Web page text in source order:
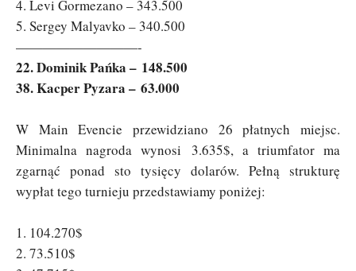
4. Levi Gormezano – 343.500
5. Sergey Malyavko – 340.500
—————————-
22. Dominik Pańka – 148.500
38. Kacper Pyzara – 63.000
W Main Evencie przewidziano 26 płatnych miejsc.
Minimalna nagroda wynosi 3.635$, a triumfator ma
zgarnąć ponad sto tysięcy dolarów. Pełną strukturę
wypłat tego turnieju przedstawiamy poniżej:
1. 104.270$
2. 73.510$